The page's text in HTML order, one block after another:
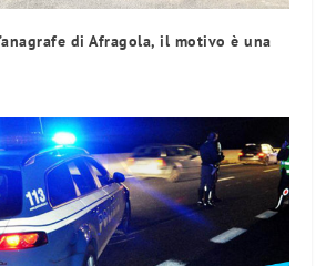
di Afragola, il motivo è una